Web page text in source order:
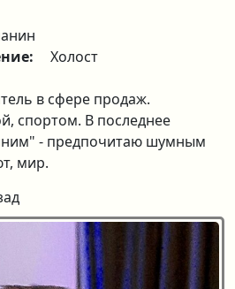
Холост
в сфере продаж.
спортом. В последнее
- предпочитаю шумным
мир.